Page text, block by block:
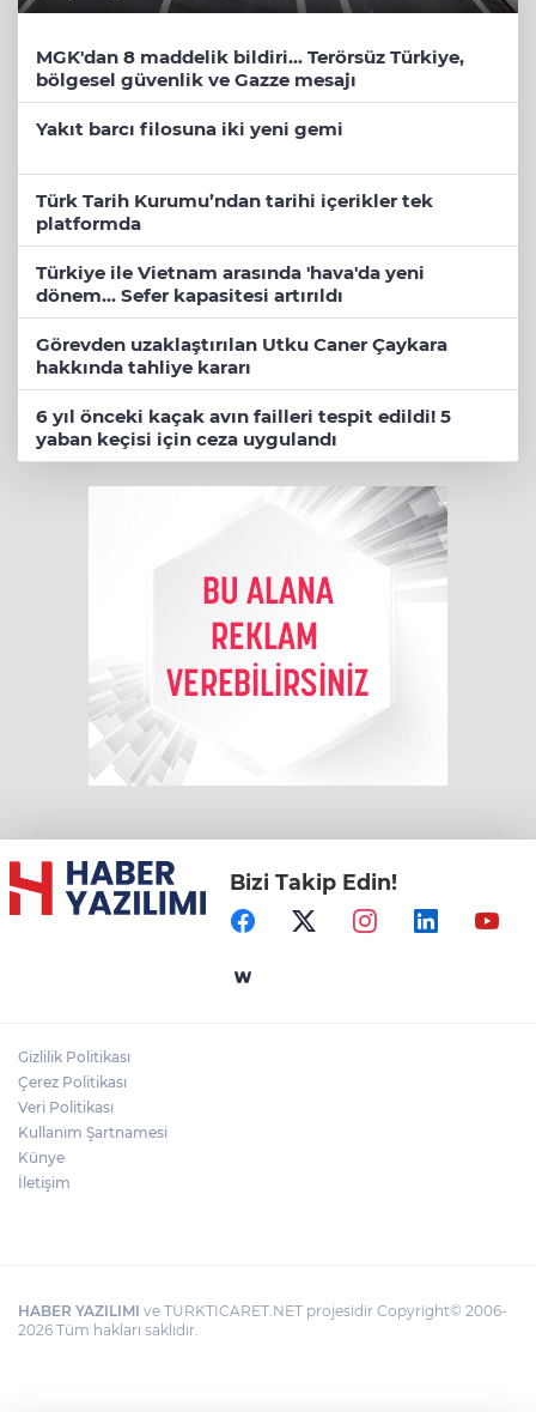
MGK'dan 8 maddelik bildiri... Terörsüz Türkiye,
bölgesel güvenlik ve Gazze mesajı
Yakıt barcı filosuna iki yeni gemi
Türk Tarih Kurumu’ndan tarihi içerikler tek
platformda
Türkiye ile Vietnam arasında 'hava'da yeni
dönem... Sefer kapasitesi artırıldı
Görevden uzaklaştırılan Utku Caner Çaykara
hakkında tahliye kararı
6 yıl önceki kaçak avın failleri tespit edildi! 5
yaban keçisi için ceza uygulandı
Bizi Takip Edin!
Gizlilik Politikası
Çerez Politikası
Veri Politikası
Kullanım Şartnamesi
Künye
İletişim
HABER YAZILIMI ve TURKTICARET.NET projesidir Copyright© 2006-
2026 Tüm hakları saklıdır.